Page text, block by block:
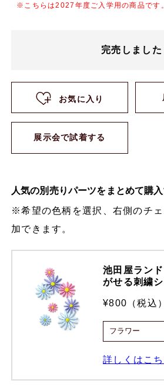
※こちらは2027年度ご入学用の商品です。
完売しました
お気に入り
展示会で試着する
人気の別売りパーツをまとめて購
※希望の色柄を選択、右側のチ
加できます。
池田屋ラン
がせる刺繍
¥800（税込）
詳しくはこち